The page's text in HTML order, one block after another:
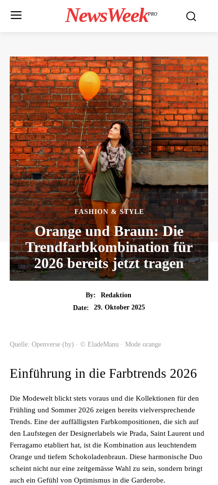
NewsWeekPRO
FASHION & STYLE
Orange und Braun: Die
Trendfarbkombination für
2026 bereits jetzt tragen
By:
Redaktion
Date:
29. Oktober 2025
Quelle: Openverse (by) · © EladeManu · Mode orange
Einführung in die Farbtrends 2026
Die Modewelt blickt stets voraus und die Kollektionen für den
Frühling und Sommer 2026 zeigen bereits vielversprechende
Trends. Eine der auffälligsten Farbkompositionen, die sich auf
den Laufstegen der Designerlabels wie Prada, Saint Laurent und
Ferragamo etabliert hat, ist die Kombination aus leuchtendem
Orange und tiefem Schokoladenbraun. Diese harmonische Duo
scheint nicht nur eine zeitgemässe Wahl zu sein, sondern bringt
auch ein Gefühl von Optimismus in die Garderobe.